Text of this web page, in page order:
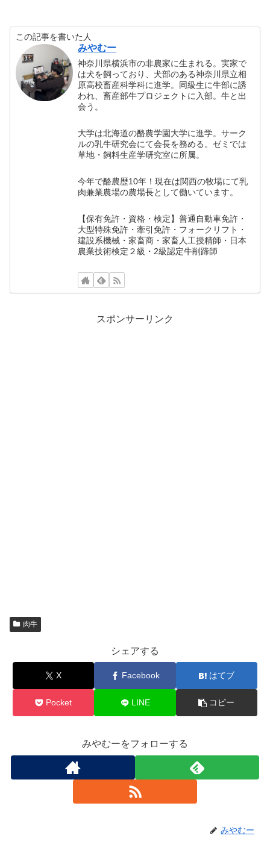
この記事を書いた人
みやむー
神奈川県横浜市の非農家に生まれる。実家で
は犬を飼っており、犬部のある神奈川県立相
原高校畜産科学科に進学。同級生に牛部に誘
われ、畜産部牛プロジェクトに入部。牛と出
会う。
大学は北海道の酪農学園大学に進学。サーク
ルの乳牛研究会にて会長を務める。ゼミでは
草地・飼料生産学研究室に所属。
今年で酪農歴10年！現在は関西の牧場にて乳
肉兼業農場の農場長として働いています。
【保有免許・資格・検定】普通自動車免許・
大型特殊免許・牽引免許・フォークリフト・
建設系機械・家畜商・家畜人工授精師・日本
農業技術検定２級・2級認定牛削蹄師
スポンサーリンク
肉牛
シェアする
X Facebook はてブ
Pocket LINE コピー
みやむーをフォローする
みやむー